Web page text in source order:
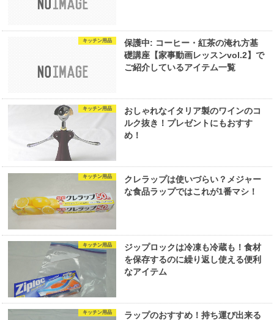
キッチン用品
保護中: コーヒー・紅茶の淹れ方基
礎講座【家事動画レッスンvol.2】で
ご紹介しているアイテム一覧
キッチン用品
おしゃれなイタリア製のワインのコ
ルク抜き！プレゼントにもおすす
め！
キッチン用品
クレラップは使いづらい？メジャー
な食品ラップではこれが1番マシ！
キッチン用品
ジップロックは冷凍も冷蔵も！食材
を保存するのに繰り返し使える便利
なアイテム
キッチン用品 ラップのおすすめ！持ち運び出来る